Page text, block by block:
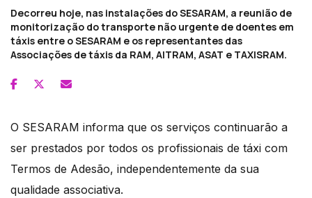
Decorreu hoje, nas instalações do SESARAM, a reunião de
monitorização do transporte não urgente de doentes em
táxis entre o SESARAM e os representantes das
Associações de táxis da RAM, AITRAM, ASAT e TAXISRAM.
O SESARAM informa que os serviços continuarão a
ser prestados por todos os profissionais de táxi com
Termos de Adesão, independentemente da sua
qualidade associativa.